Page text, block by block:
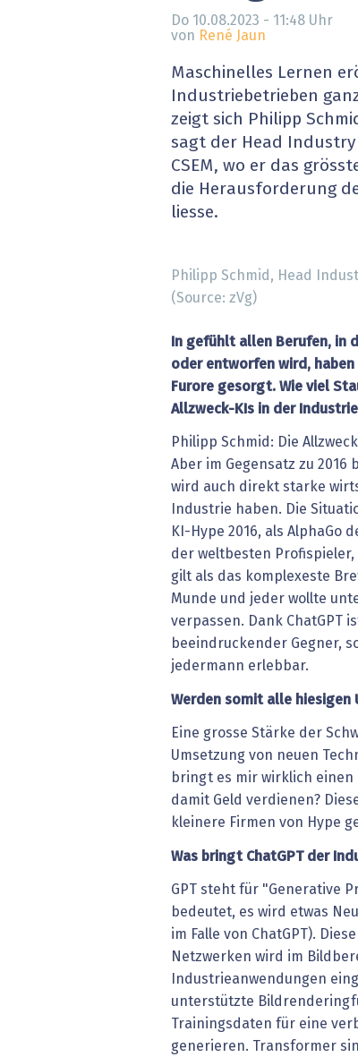
» alle News
Do 10.08.2023 - 11:48 Uhr
von René Jaun
Maschinelles Lernen
Industriebetrieben
zeigt sich Philipp
sagt der Head Industry
CSEM, wo er das
die Herausforderung
liesse.
Philipp Schmid, Head
(Source: zVg)
In gefühlt allen Berufen, in
oder entworfen wird, haben
Furore gesorgt. Wie viel
Allzweck-KIs in der
Philipp Schmid: Die
Aber im Gegensatz zu 2016
wird auch direkt starke
Industrie haben. Die
KI-Hype 2016, als AlphaGo
der weltbesten Profispieler,
gilt als das komplexeste
Munde und jeder wollte
verpassen. Dank ChatGPT
beeindruckender Gegner,
jedermann erlebbar.
Werden somit alle hiesigen
Eine grosse Stärke der
Umsetzung von neuen
bringt es mir wirklich einen
damit Geld verdienen?
kleinere Firmen von Hype
Was bringt ChatGPT der
GPT steht für "Generative
bedeutet, es wird etwas
im Falle von ChatGPT).
Netzwerken wird im
Industrieanwendungen
unterstützte
Trainingsdaten für eine
generieren. Transformer